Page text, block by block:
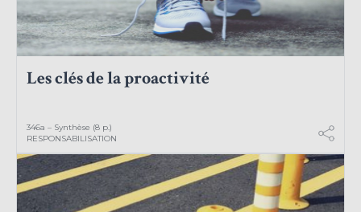
Les clés de la proactivité
346a – Synthèse (8 p.)
RESPONSABILISATION